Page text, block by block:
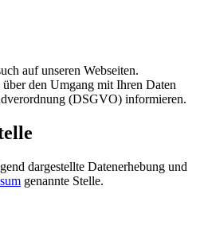
auf unseren Webseiten.
den Umgang mit Ihren Daten
(DSGVO) informieren.
dargestellte Datenerhebung und
genannte Stelle.